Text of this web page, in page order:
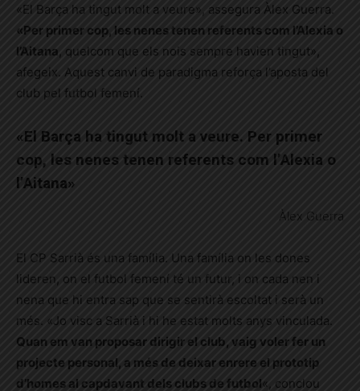
«El Barça ha tingut molt a veure», assegura Àlex Guerra.
«Per primer cop, les nenes tenen referents com l’Alexia o
l’Aitana, quelcom que els nois sempre havien tingut»,
afegeix. Aquest canvi de paradigma reforça l’aposta del
club pel futbol femení.
«El Barça ha tingut molt a veure. Per primer
cop, les nenes tenen referents com l’Alexia o
l’Aitana»
Àlex Guerra
El CP Sarrià és una família. Una família on les dones
lideren, on el futbol femení té un futur, i on cada nen i
nena que hi entra sap que se sentirà escoltat i serà un
més. «Jo visc a Sarrià i hi he estat molts anys vinculada.
Quan em van proposar dirigir el club, vaig voler fer un
projecte personal, a més de deixar enrere el prototip
d’homes al capdavant dels clubs de futbol «, conclou